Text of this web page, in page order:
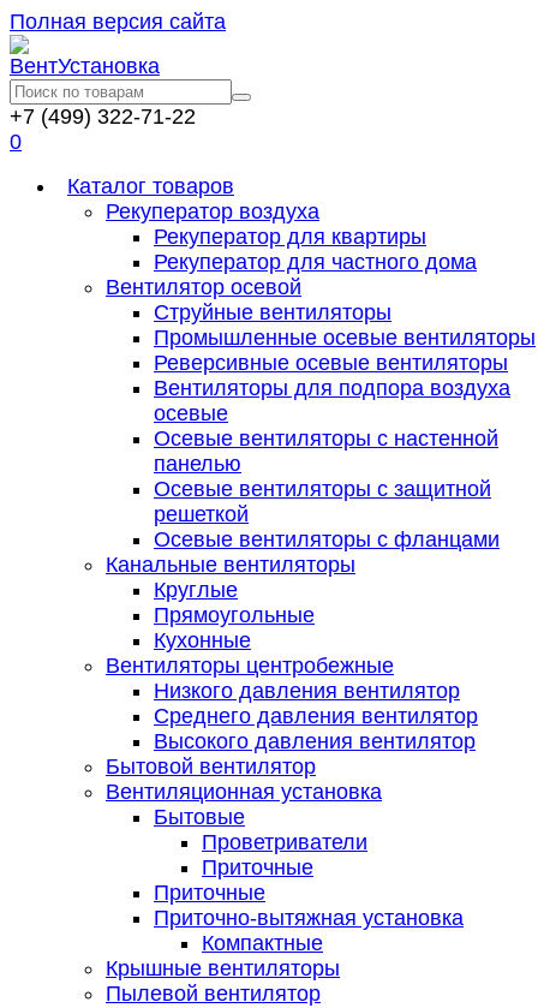
Полная версия сайта
+7 (499) 322-71-22
0
Каталог товаров
Рекуператор воздуха
Рекуператор для квартиры
Рекуператор для частного дома
Вентилятор осевой
Струйные вентиляторы
Промышленные осевые вентиляторы
Реверсивные осевые вентиляторы
Вентиляторы для подпора воздуха
осевые
Осевые вентиляторы с настенной
панелью
Осевые вентиляторы с защитной
решеткой
Осевые вентиляторы с фланцами
Канальные вентиляторы
Круглые
Прямоугольные
Кухонные
Вентиляторы центробежные
Низкого давления вентилятор
Среднего давления вентилятор
Высокого давления вентилятор
Бытовой вентилятор
Вентиляционная установка
Бытовые
Проветриватели
Приточные
Приточные
Приточно-вытяжная установка
Компактные
Крышные вентиляторы
Пылевой вентилятор